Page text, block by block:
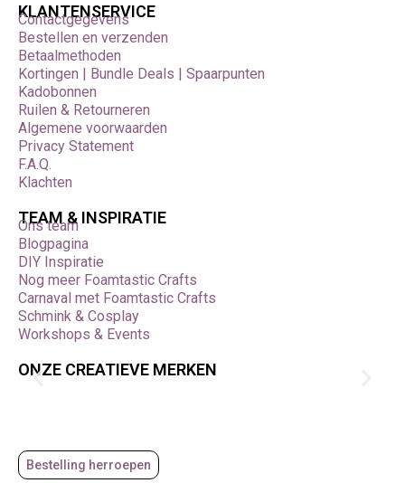
KLANTENSERVICE
Contactgegevens
Bestellen en verzenden
Betaalmethoden
Kortingen | Bundle Deals | Spaarpunten
Kadobonnen
Ruilen & Retourneren
Algemene voorwaarden
Privacy Statement
F.A.Q.
Klachten
TEAM & INSPIRATIE
Ons team
Blogpagina
DIY Inspiratie
Nog meer Foamtastic Crafts
Carnaval met Foamtastic Crafts
Schmink & Cosplay
Workshops & Events
ONZE CREATIEVE MERKEN
Bestelling herroepen